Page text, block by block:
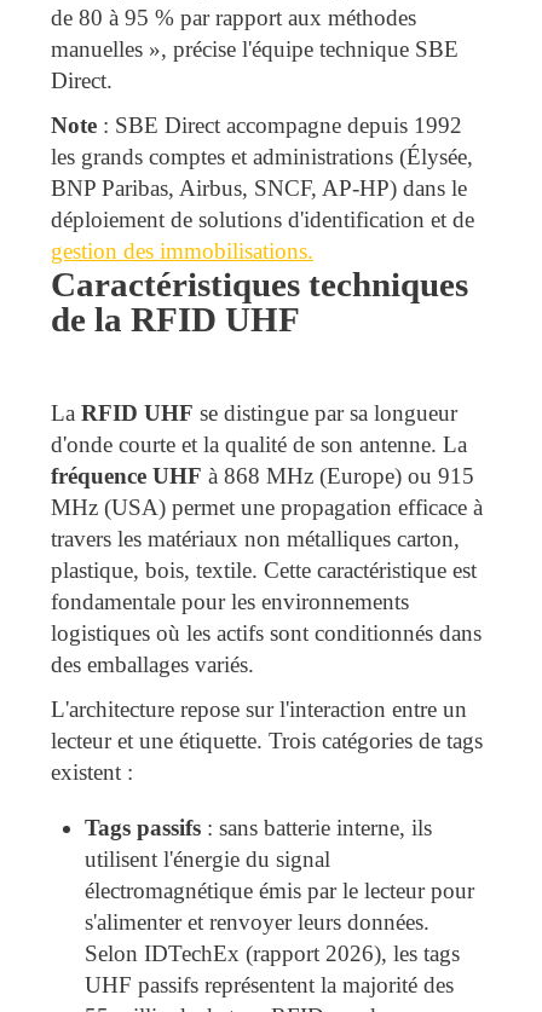
de 80 à 95 % par rapport aux méthodes
manuelles », précise l'équipe technique SBE
Direct.
Note : SBE Direct accompagne depuis 1992
les grands comptes et administrations (Élysée,
BNP Paribas, Airbus, SNCF, AP-HP) dans le
déploiement de solutions d'identification et de
gestion des immobilisations.
Caractéristiques techniques
de la RFID UHF
La RFID UHF se distingue par sa longueur
d'onde courte et la qualité de son antenne. La
fréquence UHF à 868 MHz (Europe) ou 915
MHz (USA) permet une propagation efficace à
travers les matériaux non métalliques carton,
plastique, bois, textile. Cette caractéristique est
fondamentale pour les environnements
logistiques où les actifs sont conditionnés dans
des emballages variés.
L'architecture repose sur l'interaction entre un
lecteur et une étiquette. Trois catégories de tags
existent :
Tags passifs : sans batterie interne, ils
utilisent l'énergie du signal
électromagnétique émis par le lecteur pour
s'alimenter et renvoyer leurs données.
Selon IDTechEx (rapport 2026), les tags
UHF passifs représentent la majorité des